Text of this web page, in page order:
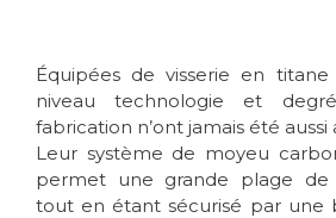
Équipées de visserie en
niveau technologie et
fabrication n’ont jamais été aussi
Leur système de moyeu
permet une grande plage de
tout en étant sécurisé par une